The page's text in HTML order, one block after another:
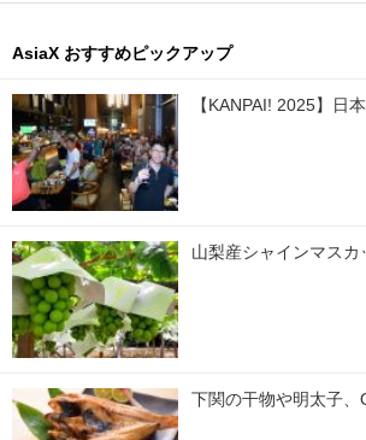
AsiaX おすすめピックアップ
【KANPAI! 2025】日
山梨産シャインマスカ
下関の干物や明太子、